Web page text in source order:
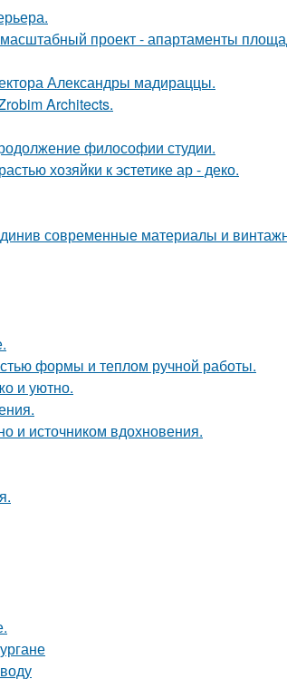
проект - апартаменты
Александры мадираццы.
Architects.
философии студии.
хозяйки к эстетике ар - деко.
современные материалы и
формы и теплом ручной работы.
и уютно.
и источником вдохновения.